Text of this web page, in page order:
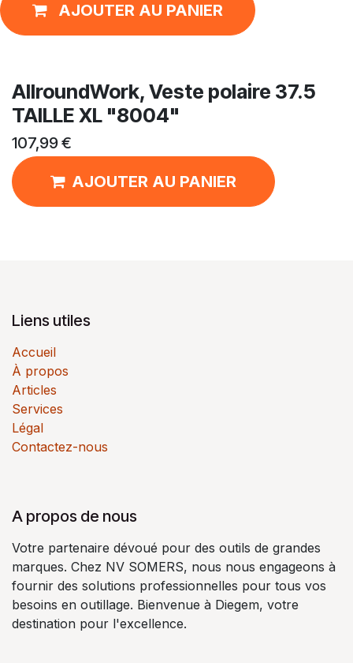
AJOUTER AU PANIER
AllroundWork, Veste polaire 37.5
TAILLE XL "8004"
107,99€
AJOUTER AU PANIER
Liens utiles
Accueil
À propos
Articles
Services
Légal
Contactez-nous
A propos de nous
Votre partenaire dévoué pour des outils de grandes
marques. Chez NV SOMERS, nous nous engageons à
fournir des solutions professionnelles pour tous vos
besoins en outillage. Bienvenue à Diegem, votre
destination pour l'excellence.